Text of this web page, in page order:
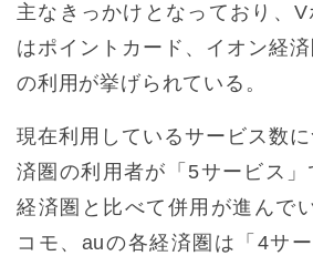
主なきっかけとなっており、
はポイントカード、イオン経
の利用が挙げられている。
現在利用しているサービス数
済圏の利用者が「5サービス
経済圏と比べて併用が進んで
コモ、auの各経済圏は「4サ